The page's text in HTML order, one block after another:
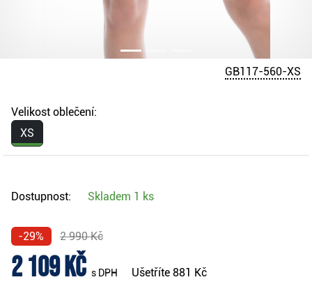
GB117-560-XS
Velikost oblečení:
XS
Dostupnost: Skladem 1 ks
-29% 2 990 Kč
2 109 Kč s DPH Ušetříte 881 Kč